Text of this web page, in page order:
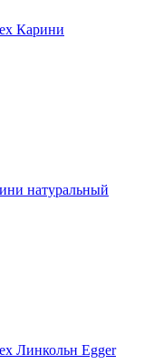
Карини
натуральный
Линкольн Egger